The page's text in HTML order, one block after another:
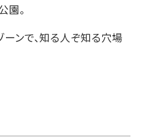
園。
ンで、知る人ぞ知る穴場